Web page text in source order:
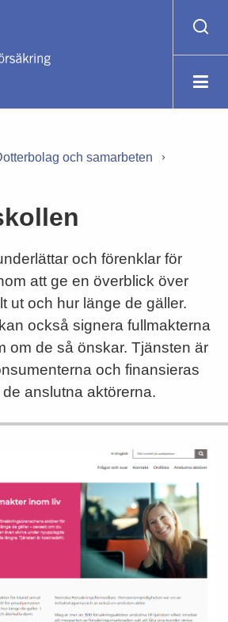
och samarbeten
och förenklar för
att ge en överblick över
ut och hur länge de gäller.
också signera fullmakterna
om de så önskar. Tjänsten är
och finansieras
anslutna aktörerna.